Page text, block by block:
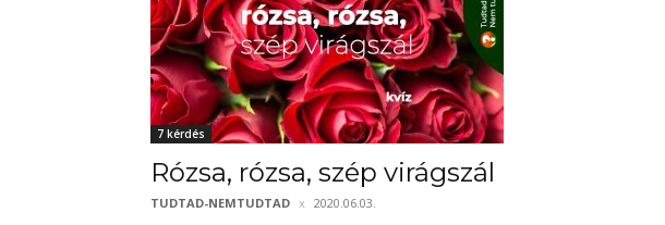
7 kérdés
Rózsa, rózsa, szép virágszál
TUDTAD-NEMTUDTAD 2020.06.03.